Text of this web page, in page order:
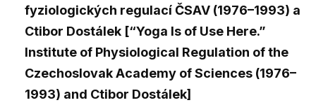
fyziologických regulací ČSAV (1976–1993) a
Ctibor Dostálek [“Yoga Is of Use Here.”
Institute of Physiological Regulation of the
Czechoslovak Academy of Sciences (1976–
1993) and Ctibor Dostálek]